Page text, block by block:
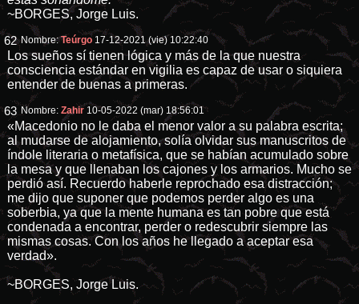
~BORGES, Jorge Luis.
62 Nombre:Teúrgo 17-12-2021 (vie) 10:22:40
Los sueños sí tienen lógica y más de la que nuestra
consciencia estándar en vigilia es capaz de usar o siquiera
entender de buenas a primeras.
63 Nombre:Zahir 10-05-2022 (mar) 18:56:01
«Macedonio no le daba el menor valor a su palabra escrita;
al mudarse de alojamiento, solía olvidar sus manuscritos de
índole literaria o metafísica, que se habían acumulado sobre
la mesa y que llenaban los cajones y los armarios. Mucho se
perdió así. Recuerdo haberle reprochado esa distracción;
me dijo que suponer que podemos perder algo es una
soberbia, ya que la mente humana es tan pobre que está
condenada a encontrar, perder o redescubrir siempre las
mismas cosas. Con los años he llegado a aceptar esa
verdad».
~BORGES, Jorge Luis.